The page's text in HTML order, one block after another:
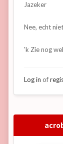
Jazeker
Nee, echt niet
'k Zie nog wel
Log in of